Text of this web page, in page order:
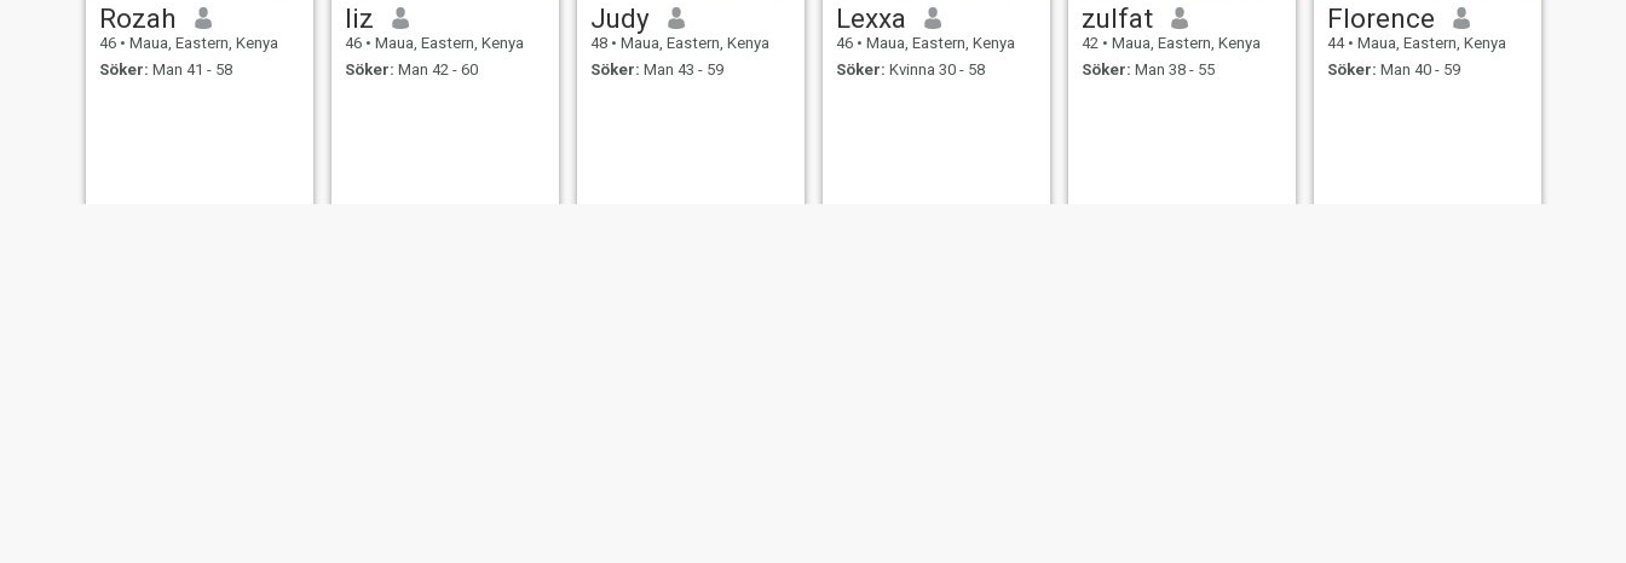
Rozah
46 • Maua, Eastern, Kenya
Söker: Man 41 - 58
liz
46 • Maua, Eastern, Kenya
Söker: Man 42 - 60
Judy
48 • Maua, Eastern, Kenya
Söker: Man 43 - 59
Lexxa
46 • Maua, Eastern, Kenya
Söker: Kvinna 30 - 58
zulfat
42 • Maua, Eastern, Kenya
Söker: Man 38 - 55
Florence
44 • Maua, Eastern, Kenya
Söker: Man 40 - 59